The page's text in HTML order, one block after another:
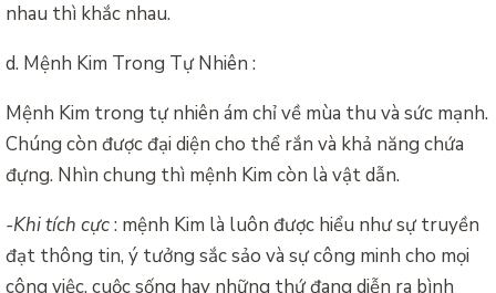
nhau thì khắc nhau.
d. Mệnh Kim Trong Tự Nhiên :
Mệnh Kim trong tự nhiên ám chỉ về mùa thu và sức mạnh.
Chúng còn được đại diện cho thể rắn và khả năng chứa
đựng. Nhìn chung thì mệnh Kim còn là vật dẫn.
-Khi tích cực: mệnh Kim là luôn được hiểu như sự truyền
đạt thông tin, ý tưởng sắc sảo và sự công minh cho mọi
công việc, cuộc sống hay những thứ đang diễn ra bình